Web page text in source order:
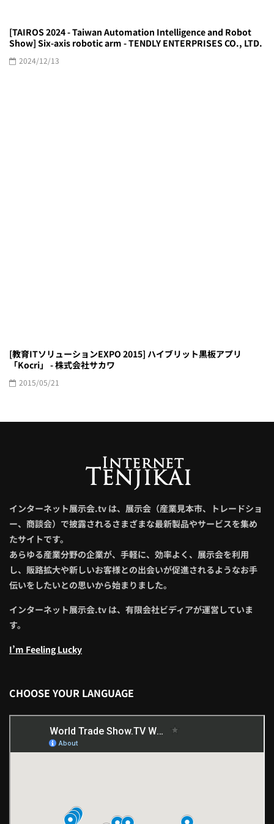
[TAIROS 2024 - Taiwan Automation Intelligence and Robot
Show] Six-axis robotic arm - TENDLY ENTERPRISES CO., LTD.
2024/12/13
[教育ITソリューションEXPO 2015] ハイブリット黒板アプリ
「Kocri」 - 株式会社サカワ
2015/05/21
インターネット展示会.tv は、展示会（産業見本市、トレードショ
ー、商談会）で披露されるさまざまな最新製品やサービスを集め
たサイトです。
あらゆる産業分野の企業が、手軽に、効率よく、展示会を利用
し、販路拡大や新しいお客様との出会いが促進されるようなお手
伝いをしたいとの思いから始まりました。
インターネット展示会.tv は、有限会社ビディアが運営していま
す。
I’m Feeling Lucky
CHOOSE YOUR LANGUAGE